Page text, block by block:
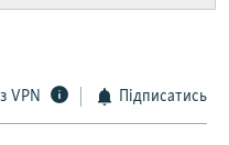
VPN Підписатись